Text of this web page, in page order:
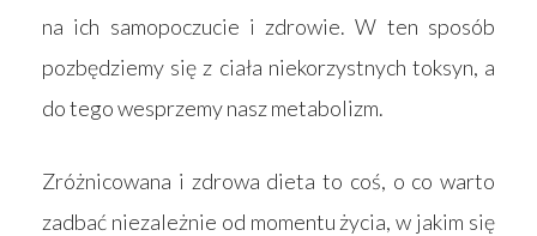
na ich samopoczucie i zdrowie. W ten sposób
pozbędziemy się z ciała niekorzystnych toksyn, a
do tego wesprzemy nasz metabolizm.
Zróżnicowana i zdrowa dieta to coś, o co warto
zadbać niezależnie od momentu życia, w jakim się